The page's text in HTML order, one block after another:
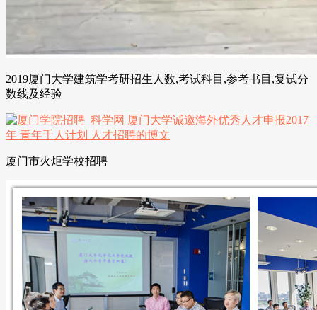
2019厦门大学建筑学考研招生人数,考试科目,参考书目,复试分
数线及经验
厦门市火炬学校招聘